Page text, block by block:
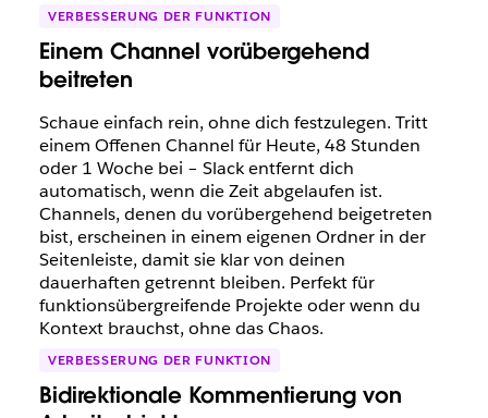
VERBESSERUNG DER FUNKTION
Einem Channel vorübergehend
beitreten
Schaue einfach rein, ohne dich festzulegen. Tritt
einem Offenen Channel für Heute, 48 Stunden
oder 1 Woche bei – Slack entfernt dich
automatisch, wenn die Zeit abgelaufen ist.
Channels, denen du vorübergehend beigetreten
bist, erscheinen in einem eigenen Ordner in der
Seitenleiste, damit sie klar von deinen
dauerhaften getrennt bleiben. Perfekt für
funktionsübergreifende Projekte oder wenn du
Kontext brauchst, ohne das Chaos.
VERBESSERUNG DER FUNKTION
Bidirektionale Kommentierung von